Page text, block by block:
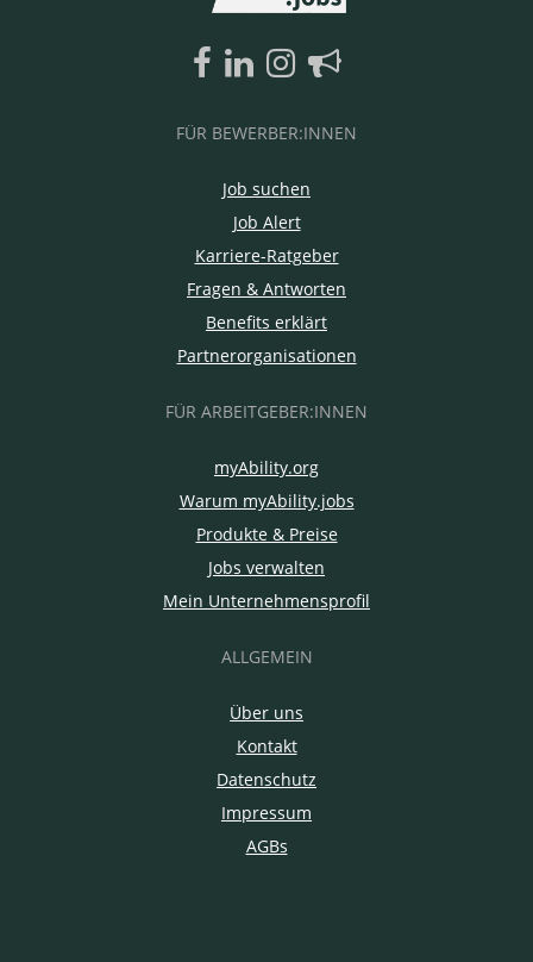
FÜR BEWERBER:INNEN
Job suchen
Job Alert
Karriere-Ratgeber
Fragen & Antworten
Benefits erklärt
Partnerorganisationen
FÜR ARBEITGEBER:INNEN
myAbility.org
Warum myAbility.jobs
Produkte & Preise
Jobs verwalten
Mein Unternehmensprofil
ALLGEMEIN
Über uns
Kontakt
Datenschutz
Impressum
AGBs